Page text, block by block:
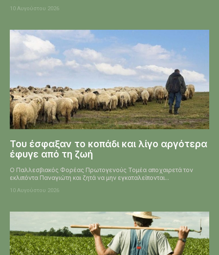
10 Αυγούστου 2026
Του έσφαξαν το κοπάδι και λίγο αργότερα
έφυγε από τη ζωή
Ο Παλλεσβιακός Φορέας Πρωτογενούς Τομέα αποχαιρετά τον
εκλιπόντα Παναγιώτη και ζητά να μην εγκαταλείπονται...
10 Αυγούστου 2026